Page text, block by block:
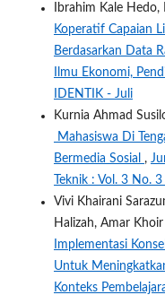
Ibrahim Kale
Koperatif Capaian
Berdasarkan Data
Ilmu Ekonomi,
IDENTIK - Juli
Kurnia Ahmad
Mahasiswa Di
Bermedia Sosial ,
Teknik : Vol. 3 No.
Vivi Khairani
Halizah, Amar
Implementasi
Untuk
Konteks